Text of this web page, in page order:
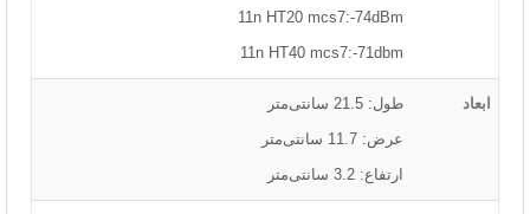
11n HT20 mcs7:-74dBm
11n HT40 mcs7:-71dbm
ابعاد
طول: 21.5 سانتی‌متر
عرض: 11.7 سانتی‌متر
ارتفاع: 3.2 سانتی‌متر